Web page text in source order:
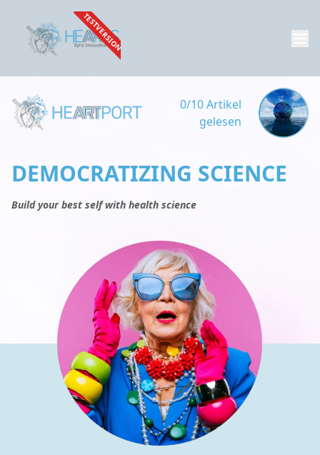
TESTVERSION
0/10 Artikel
gelesen
DEMOCRATIZING SCIENCE
Build your best self with health science